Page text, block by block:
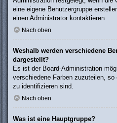
eine eigene Benutzergruppe
einen Administrator kontaktieren.
Nach oben
Weshalb werden verschiedene
dargestellt?
Es ist der Board-Administration
verschiedene Farben zuzuteilen,
zu identifizieren sind.
Nach oben
Was ist eine Hauptgruppe?